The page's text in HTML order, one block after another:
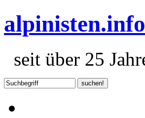
alpinisten.info
seit über 25